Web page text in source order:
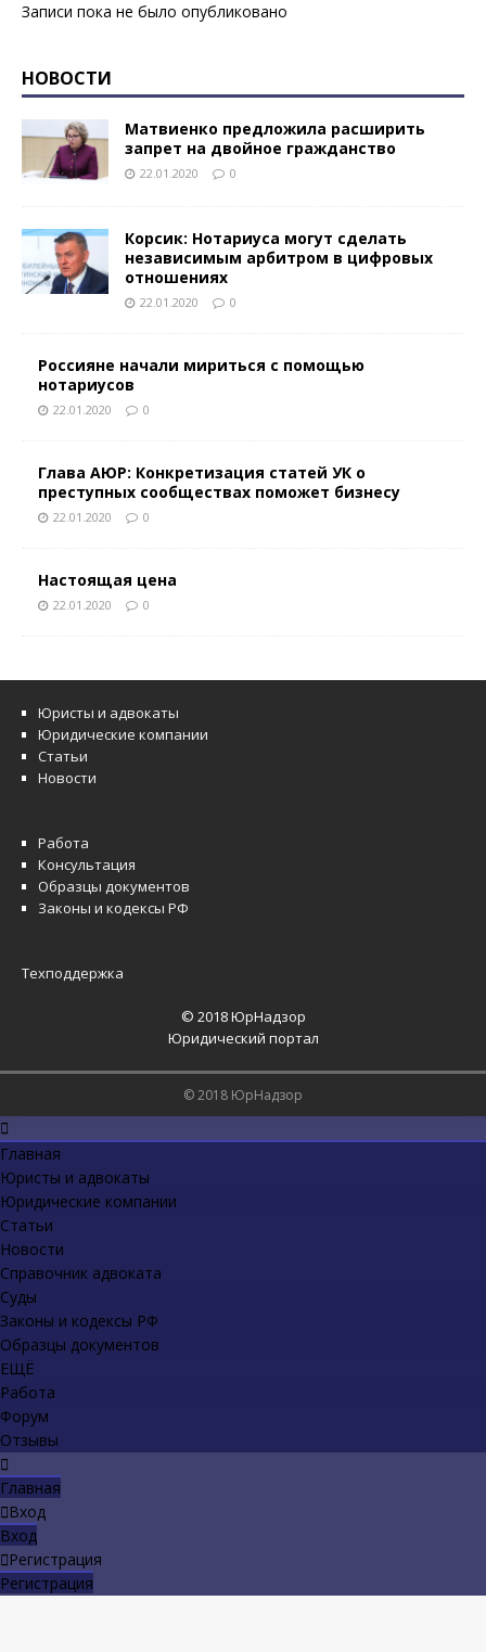
Записи пока не было опубликовано
НОВОСТИ
Матвиенко предложила расширить
запрет на двойное гражданство
22.01.2020 0
Корсик: Нотариуса могут сделать
независимым арбитром в цифровых
отношениях
22.01.2020 0
Россияне начали мириться с помощью
нотариусов
22.01.2020 0
Глава АЮР: Конкретизация статей УК о
преступных сообществах поможет бизнесу
22.01.2020 0
Настоящая цена
22.01.2020 0
Юристы и адвокаты
Юридические компании
Статьи
Новости
Работа
Консультация
Образцы документов
Законы и кодексы РФ
Техподдержка
© 2018 ЮрНадзор
Юридический портал
© 2018 ЮрНадзор
Главная
Юристы и адвокаты
Юридические компании
Статьи
Новости
Справочник адвоката
Суды
Законы и кодексы РФ
Образцы документов
ЕЩЁ
Работа
Форум
Отзывы
Главная
Вход
Вход
Регистрация
Регистрация